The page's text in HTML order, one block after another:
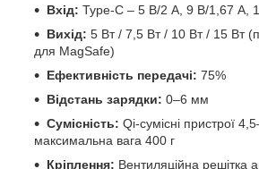
Вхід: Type-C – 5 В/2 А, 9 В/1,67 А,
Вихід: 5 Вт / 7,5 Вт / 10 Вт / 15 Вт
для MagSafe)
Ефективність передачі: 75%
Відстань зарядки: 0–6 мм
Сумісність: Qi-сумісні пристрої
максимальна вага 400 г
Кріплення: Вентиляційна решітка